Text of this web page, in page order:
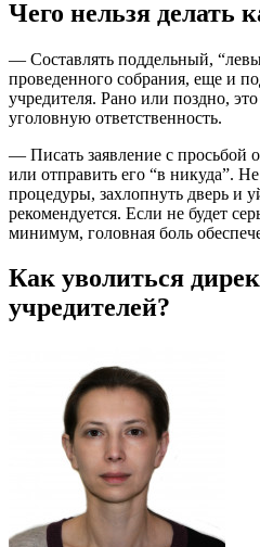
Чего нельзя делать
— Составлять поддельный,
проведенного собрания, еще и
учредителя. Рано или поздно,
уголовную ответственность.
— Писать заявление с просьбой
или отправить его “в никуда”.
процедуры, захлопнуть дверь и
рекомендуется. Если не будет
минимум, головная боль
Как уволиться
учредителей?